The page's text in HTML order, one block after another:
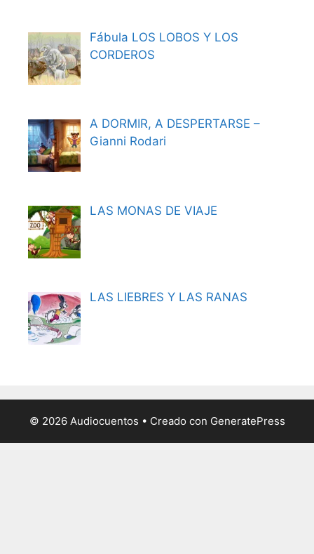
Fábula LOS LOBOS Y LOS
CORDEROS
A DORMIR, A DESPERTARSE –
Gianni Rodari
LAS MONAS DE VIAJE
LAS LIEBRES Y LAS RANAS
© 2026 Audiocuentos • Creado con GeneratePress